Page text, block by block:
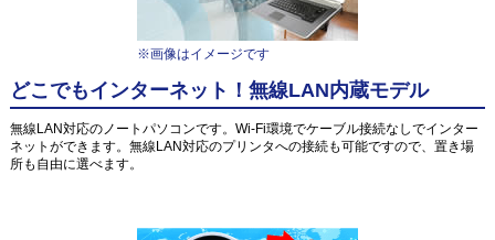
※画像はイメージです
どこでもインターネット！無線LAN内蔵モデル
無線LAN対応のノートパソコンです。Wi-Fi環境でケーブル接続なしでインター
ネットができます。無線LAN対応のプリンタへの接続も可能ですので、置き場
所も自由に選べます。